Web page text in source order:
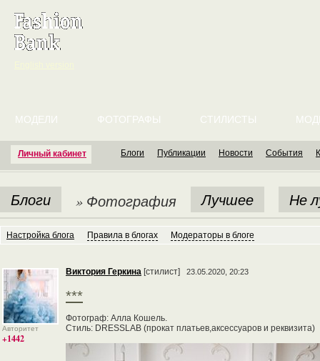
Личный кабинет
МОДЕЛИ ФОТОГРАФЫ СТИЛИСТЫ
Блоги Публикации Новости События
Блоги » Фотография Лучшее Не
Настройка блога Правила в блогах Модераторы в блоге
Авторитет
+1442
Виктория Геркина [стилист] 23.05.2020, 20:23
***
Фотограф: Алла Кошель.
Стиль: DRESSLAB (прокат платьев,аксессуаров и реквизита)